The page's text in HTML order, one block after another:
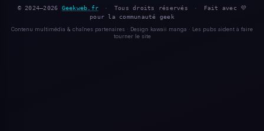
© 2024–2026 Geekweb.fr · Tous droits réservés ·
Fait avec 💜
pour la communauté geek
Contenu multimédia & chaînes partenaires · Design kawaii manga · Les pubs aident à faire
tourner le site